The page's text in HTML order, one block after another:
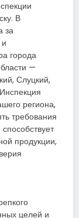
В
за
города
—
Слуцкий,
региона,
требования
продукции,
целей и